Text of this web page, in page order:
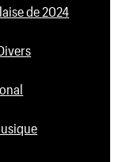
de 2024